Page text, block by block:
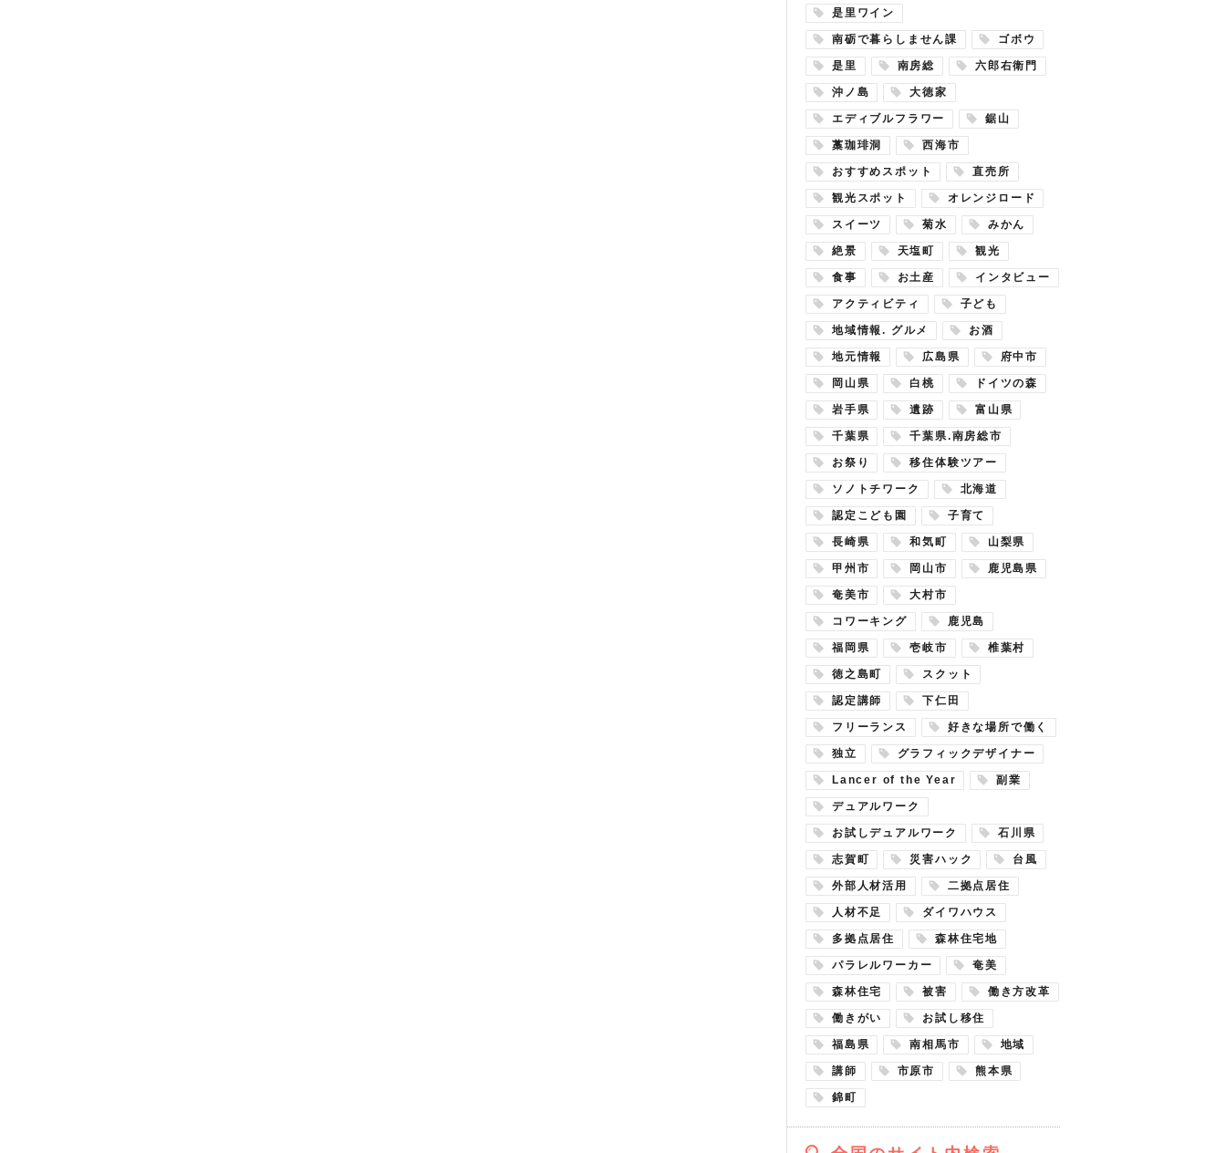
是里ワイン
南砺で暮らしません課 ゴボウ
是里 南房総 六郎右衛門
沖ノ島 大徳家
エディブルフラワー 鋸山
藁珈琲洞 西海市
おすすめスポット 直売所
観光スポット オレンジロード
スイーツ 菊水 みかん
絶景 天塩町 観光
食事 お土産 インタビュー
アクティビティ 子ども
地域情報. グルメ お酒
地元情報 広島県 府中市
岡山県 白桃 ドイツの森
岩手県 遺跡 富山県
千葉県 千葉県.南房総市
お祭り 移住体験ツアー
ソノトチワーク 北海道
認定こども園 子育て
長崎県 和気町 山梨県
甲州市 岡山市 鹿児島県
奄美市 大村市
コワーキング 鹿児島
福岡県 壱岐市 椎葉村
徳之島町 スクット
認定講師 下仁田
フリーランス 好きな場所で働く
独立 グラフィックデザイナー
Lancer of the Year 副業
デュアルワーク
お試しデュアルワーク 石川県
志賀町 災害ハック 台風
外部人材活用 二拠点居住
人材不足 ダイワハウス
多拠点居住 森林住宅地
パラレルワーカー 奄美
森林住宅 被害 働き方改革
働きがい お試し移住
福島県 南相馬市 地域
講師 市原市 熊本県
錦町